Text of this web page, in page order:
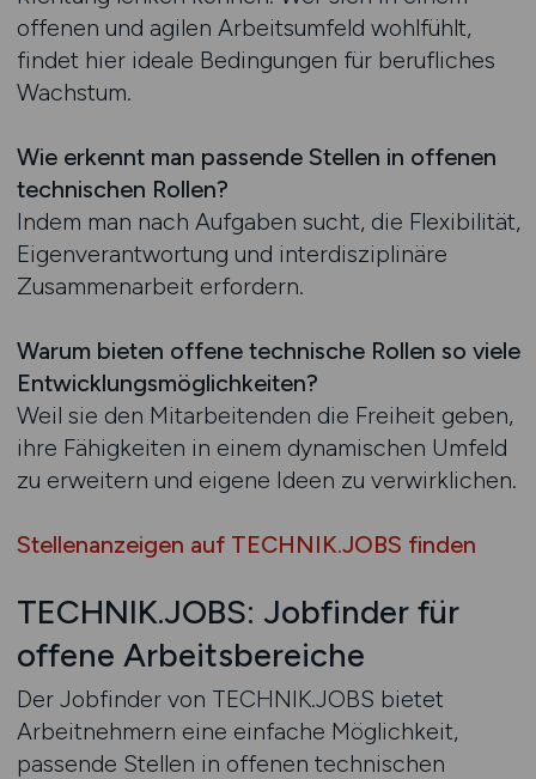
offenen und agilen Arbeitsumfeld wohlfühlt,
findet hier ideale Bedingungen für berufliches
Wachstum.
Wie erkennt man passende Stellen in offenen
technischen Rollen?
Indem man nach Aufgaben sucht, die Flexibilität,
Eigenverantwortung und interdisziplinäre
Zusammenarbeit erfordern.
Warum bieten offene technische Rollen so viele
Entwicklungsmöglichkeiten?
Weil sie den Mitarbeitenden die Freiheit geben,
ihre Fähigkeiten in einem dynamischen Umfeld
zu erweitern und eigene Ideen zu verwirklichen.
Stellenanzeigen auf TECHNIK.JOBS finden
TECHNIK.JOBS: Jobfinder für
offene Arbeitsbereiche
Der Jobfinder von TECHNIK.JOBS bietet
Arbeitnehmern eine einfache Möglichkeit,
passende Stellen in offenen technischen